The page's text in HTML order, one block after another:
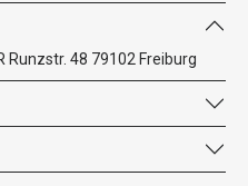
Runzstr. 48 79102 Freiburg